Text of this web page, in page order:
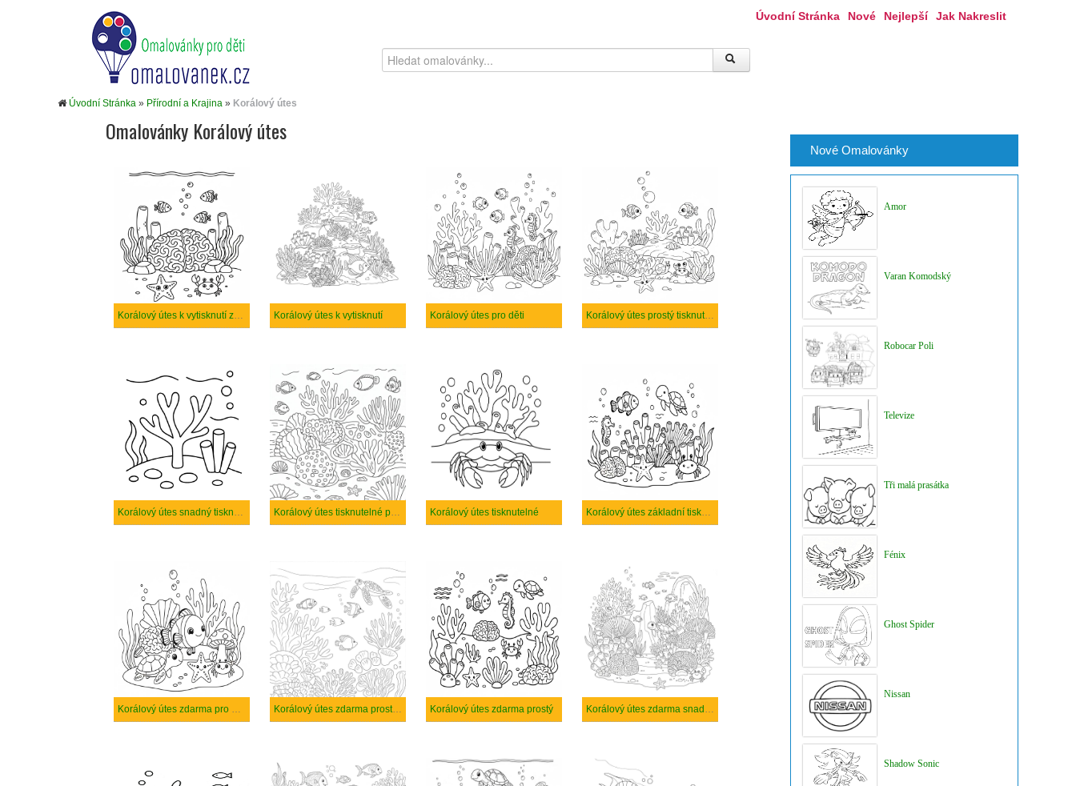
Úvodní Stránka Nové Nejlepší Jak Nakreslit
Úvodní Stránka » Přírodní a Krajina » Korálový útes
Omalovánky Korálový útes
Korálový útes k vytisknutí zdarma Korálový útes k vytisknutí Korálový útes pro děti Korálový útes prostý tisknutelné
Korálový útes snadný tisknutelné Korálový útes tisknutelné pro děti Korálový útes tisknutelné Korálový útes základní tisknutelné
Korálový útes zdarma pro děti Korálový útes zdarma prostý tisknutelné Korálový útes zdarma prostý Korálový útes zdarma snadný tisknutelné
Nové Omalovánky
Amor
Varan Komodský
Robocar Poli
Televize
Tři malá prasátka
Fénix
Ghost Spider
Nissan
Shadow Sonic